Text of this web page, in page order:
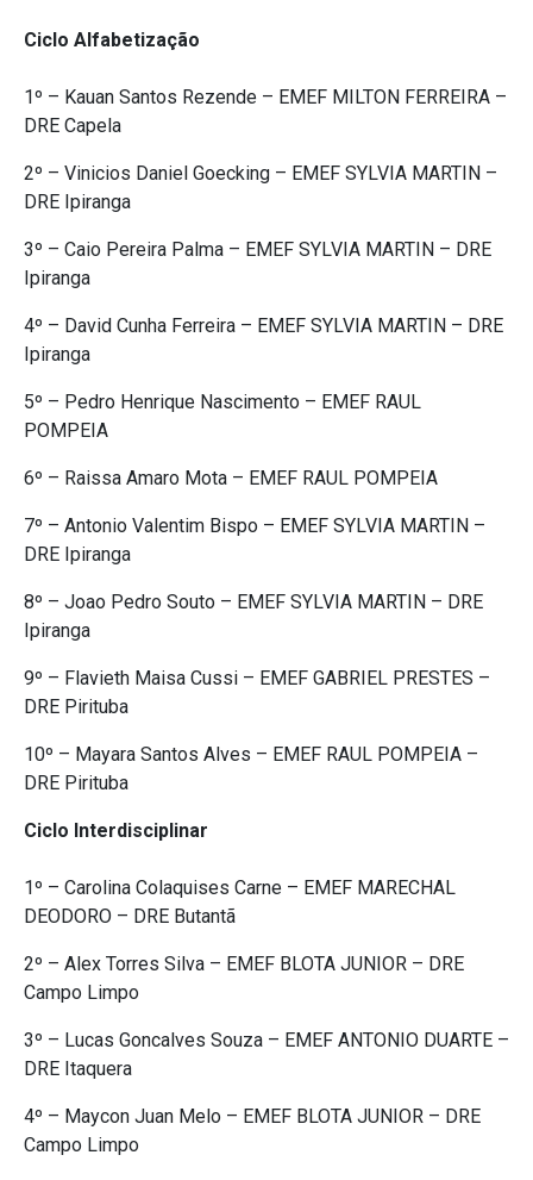
Ciclo Alfabetização
1º – Kauan Santos Rezende – EMEF MILTON FERREIRA –
DRE Capela
2º – Vinicios Daniel Goecking – EMEF SYLVIA MARTIN –
DRE Ipiranga
3º – Caio Pereira Palma – EMEF SYLVIA MARTIN – DRE
Ipiranga
4º – David Cunha Ferreira – EMEF SYLVIA MARTIN – DRE
Ipiranga
5º – Pedro Henrique Nascimento – EMEF RAUL
POMPEIA
6º – Raissa Amaro Mota – EMEF RAUL POMPEIA
7º – Antonio Valentim Bispo – EMEF SYLVIA MARTIN –
DRE Ipiranga
8º – Joao Pedro Souto – EMEF SYLVIA MARTIN – DRE
Ipiranga
9º – Flavieth Maisa Cussi – EMEF GABRIEL PRESTES –
DRE Pirituba
10º – Mayara Santos Alves – EMEF RAUL POMPEIA –
DRE Pirituba
Ciclo Interdisciplinar
1º – Carolina Colaquises Carne – EMEF MARECHAL
DEODORO – DRE Butantã
2º – Alex Torres Silva – EMEF BLOTA JUNIOR – DRE
Campo Limpo
3º – Lucas Goncalves Souza – EMEF ANTONIO DUARTE –
DRE Itaquera
4º – Maycon Juan Melo – EMEF BLOTA JUNIOR – DRE
Campo Limpo